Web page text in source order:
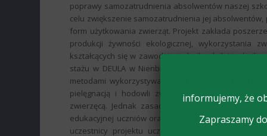
poprawy samozatrudnienia absolwentów naszej
celu zwiększenie samozatrudnienia jej
form użytkowania zwierząt. Projekt zakłada
produkcji żywności ekologicznej, wykorzystania
kształcących się w zawodzie technik rolnik i technik
stażu w DEULA w Nienburgu. W trakcie odbywania
metodami wykorzystywanymi w rozrodzie
pielęgnacją i hodowli zwierząt gospodarskich i
zwierzęcą. Jednak zasadniczym celem Programu
edukacyjnej uczniów oraz nabycie przez nich
uczestnicy projektu uczestniczyć będą w
informujemy, że
Zapraszamy